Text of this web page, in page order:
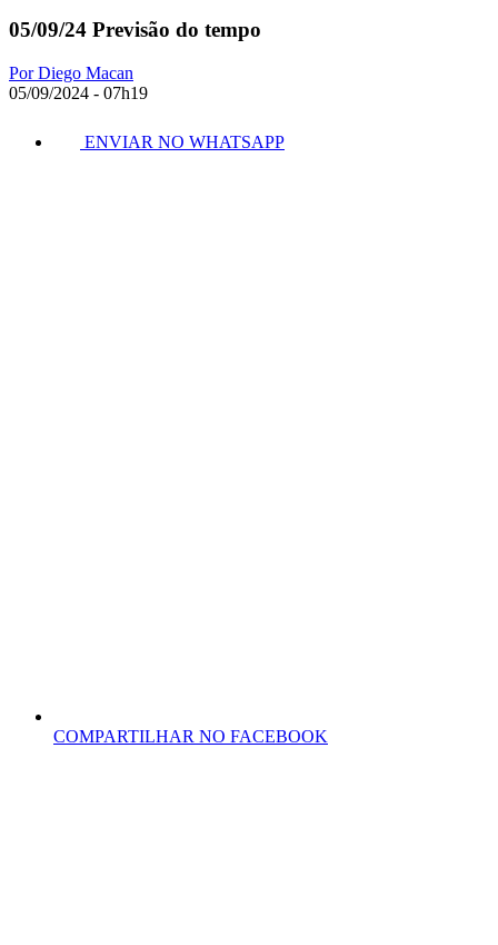
05/09/24 Previsão do tempo
Por Diego Macan
05/09/2024 - 07h19
ENVIAR NO WHATSAPP
COMPARTILHAR NO FACEBOOK